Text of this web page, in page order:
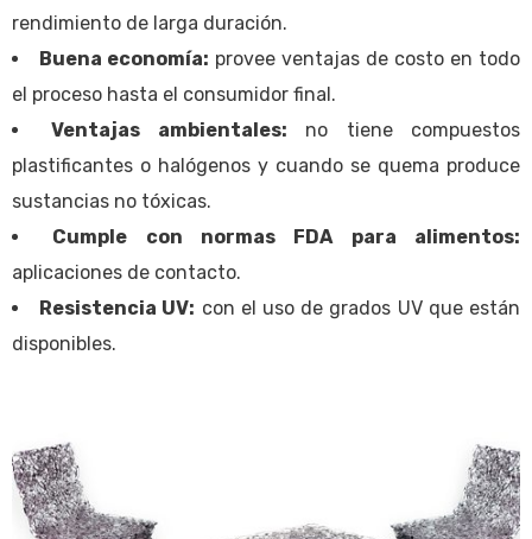
rendimiento de larga duración.
Buena economía: provee ventajas de costo en todo
el proceso hasta el consumidor final.
Ventajas ambientales: no tiene compuestos
plastificantes o halógenos y cuando se quema produce
sustancias no tóxicas.
Cumple con normas FDA para alimentos:
aplicaciones de contacto.
Resistencia UV: con el uso de grados UV que están
disponibles.